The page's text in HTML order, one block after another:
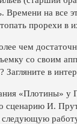
Времени на все
прорехи в
чем
со своим
? Загляните в
«Плотины» у
сценарию И.